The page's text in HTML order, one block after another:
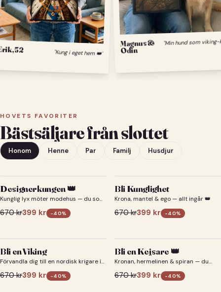
52 "Kung i eget hem 👑"
Magnus &
Odin
HOVETS FAVORITER
Bästsäljare från slottet
Honom Henne Par Familj Husdjur
Designerkungen 👑
Kunglig lyx möter modehus — du som
670kr399 kr -40%
Bli Kunglighet
Krona, mantel & ego — allt ingår 👑
670kr399 kr -40%
Bli en Viking
Förvandla dig till en nordisk krigare i
ett episkt vikingaporträtt.
670kr399 kr -40%
Bli en Kejsare 👑
Kronan, hermelinen & spiran — du
670kr399 kr -40%